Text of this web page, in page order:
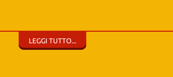
LEGGI TUTTO...